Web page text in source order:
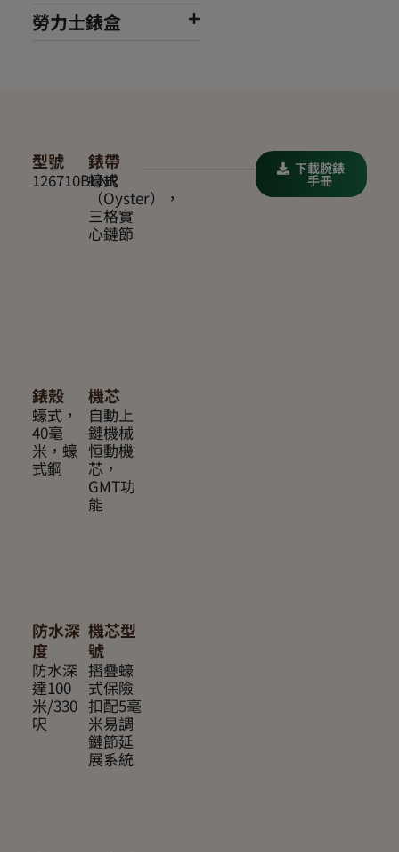
勞力士錶盒
型號
126710BLNR
機芯
自動上
鏈機械
恒動機
芯，
GMT功
能
錶帶
蠔式
（Oyster），
三格實
心鏈節
錶殼
蠔式，
40毫
米，蠔
式鋼
機芯型
號
摺疊蠔
式保險
扣配5毫
米易調
鏈節延
展系統
防水深
度
防水深
達100
米/330
呎
下載腕錶
手冊